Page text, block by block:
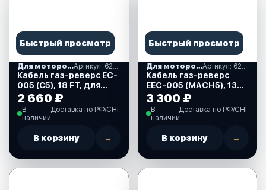
Быстрый просмотр
Для моторов Mercury
Кабель газ-реверс EC-
005 (С5), 18 FT, для
Mercury, Mariner
(622036)
2 660 ₽
В
наличии
Доставка по РФ/СНГ
В корзину →
Быстрый просмотр
Для моторов Mercury
Кабель газ-реверс
EEC-005 (MACH5), 13
FT, для Mercury,
Mariner (622060)
3 300 ₽
В
наличии
Доставка по РФ/СНГ
В корзину →